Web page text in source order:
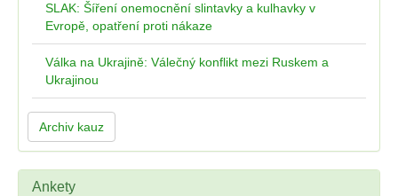
SLAK: Šíření onemocnění slintavky a kulhavky v
Evropě, opatření proti nákaze
Válka na Ukrajině: Válečný konflikt mezi Ruskem a
Ukrajinou
Archiv kauz
Ankety